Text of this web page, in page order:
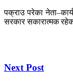
पक्राउ परेका
सरकार सकारात्मक
Next Post